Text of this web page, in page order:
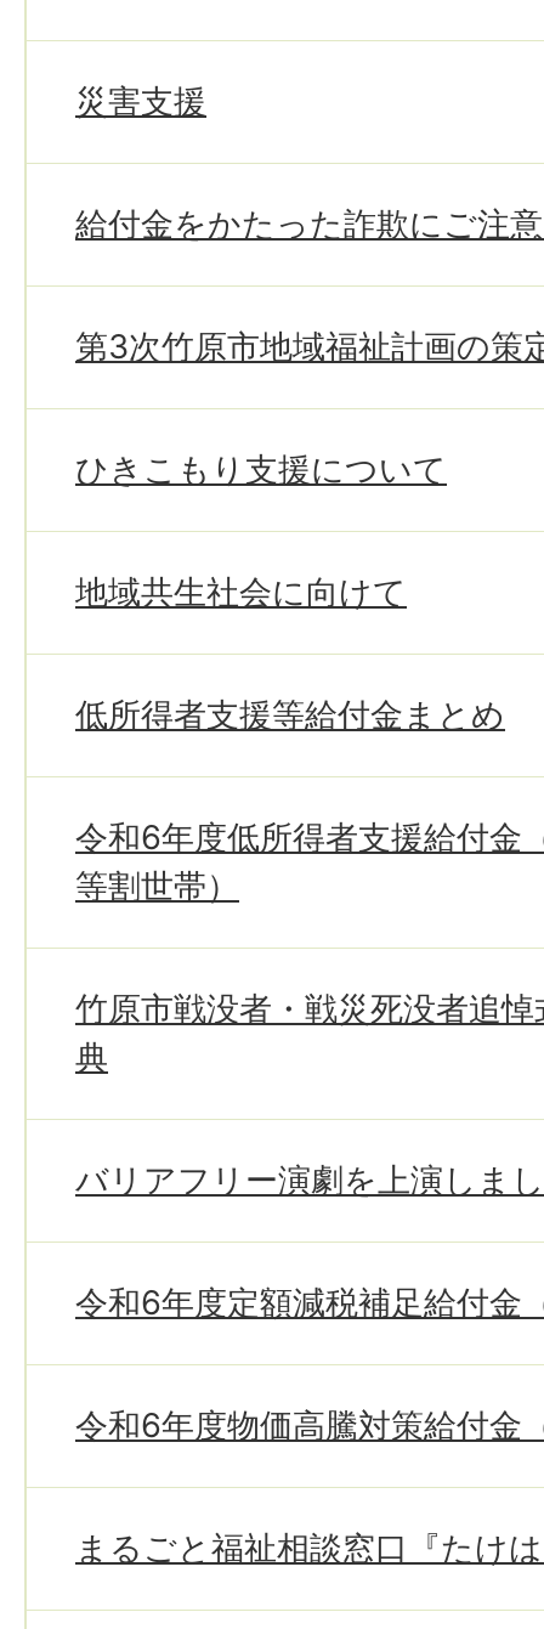
災害支援
給付金をかたった詐欺にご注
第3次竹原市地域福祉計画の策
ひきこもり支援について
地域共生社会に向けて
低所得者支援等給付金まとめ
令和6年度低所得者支援給付金
等割世帯）
竹原市戦没者・戦災死没者追
典
バリアフリー演劇を上演しま
令和6年度定額減税補足給付金
令和6年度物価高騰対策給付金
まるごと福祉相談窓口『たけ